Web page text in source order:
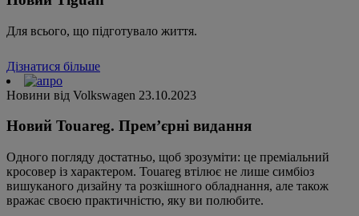
Для всього, що підготувало життя.
Дізнатися більше
Новини від Volkswagen 23.10.2023
Новий Touareg. Премʼєрні видання
Одного погляду достатньо, щоб зрозуміти: це преміальний
кросовер із характером. Touareg втілює не лише симбіоз
вишуканого дизайну та розкішного обладнання, але також
вражає своєю практичністю, яку ви полюбите.